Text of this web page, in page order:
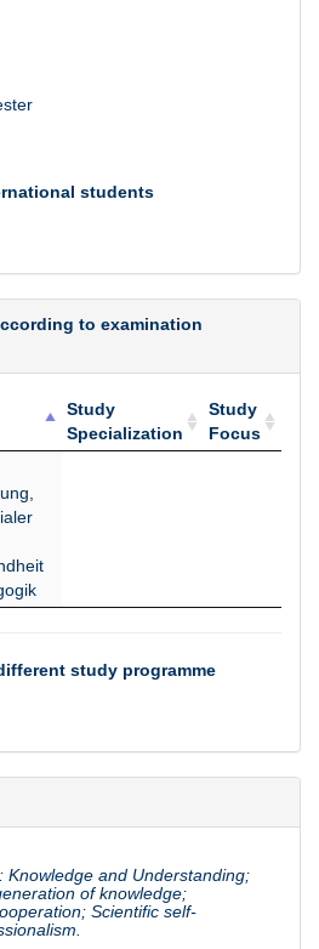
students
to examination
Study
Specialization
Study
Focus
study programme
Knowledge and Understanding;
of knowledge;
Scientific self-